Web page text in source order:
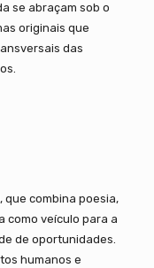
se abraçam sob o
originais que
das
que combina poesia,
como veículo para a
de oportunidades.
humanos e